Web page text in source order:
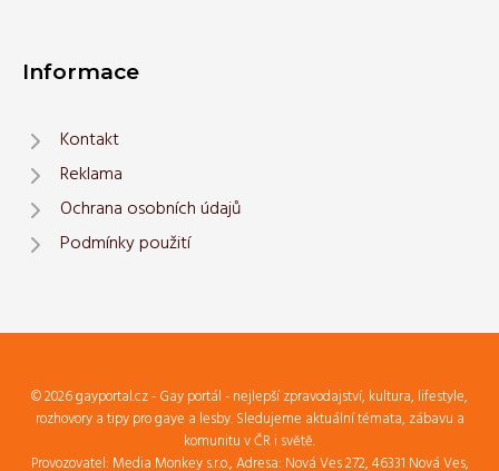
Informace
Kontakt
Reklama
Ochrana osobních údajů
Podmínky použití
© 2026 gayportal.cz - Gay portál - nejlepší zpravodajství, kultura, lifestyle,
rozhovory a tipy pro gaye a lesby. Sledujeme aktuální témata, zábavu a
komunitu v ČR i světě.
Provozovatel: Media Monkey s.r.o., Adresa: Nová Ves 272, 46331 Nová Ves,